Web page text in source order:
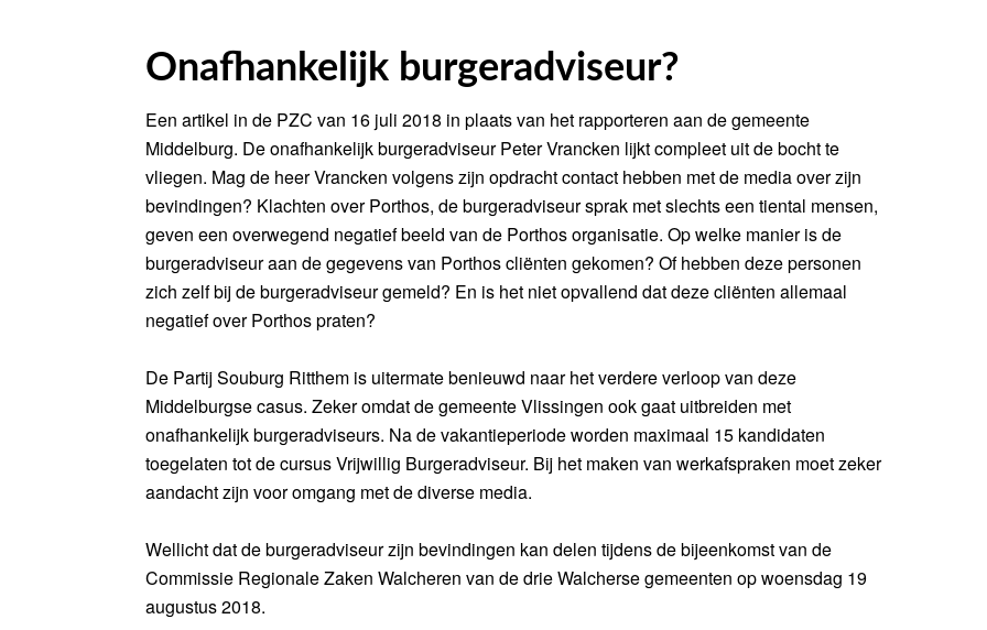
Onafhankelijk burgeradviseur?
Een artikel in de PZC van 16 juli 2018 in plaats van het rapporteren aan de gemeente
Middelburg. De onafhankelijk burgeradviseur Peter Vrancken lijkt compleet uit de bocht te
vliegen. Mag de heer Vrancken volgens zijn opdracht contact hebben met de media over zijn
bevindingen? Klachten over Porthos, de burgeradviseur sprak met slechts een tiental mensen,
geven een overwegend negatief beeld van de Porthos organisatie. Op welke manier is de
burgeradviseur aan de gegevens van Porthos cliënten gekomen? Of hebben deze personen
zich zelf bij de burgeradviseur gemeld? En is het niet opvallend dat deze cliënten allemaal
negatief over Porthos praten?
De Partij Souburg Ritthem is uitermate benieuwd naar het verdere verloop van deze
Middelburgse casus. Zeker omdat de gemeente Vlissingen ook gaat uitbreiden met
onafhankelijk burgeradviseurs. Na de vakantieperiode worden maximaal 15 kandidaten
toegelaten tot de cursus Vrijwillig Burgeradviseur. Bij het maken van werkafspraken moet zeker
aandacht zijn voor omgang met de diverse media.
Wellicht dat de burgeradviseur zijn bevindingen kan delen tijdens de bijeenkomst van de
Commissie Regionale Zaken Walcheren van de drie Walcherse gemeenten op woensdag 19
augustus 2018.